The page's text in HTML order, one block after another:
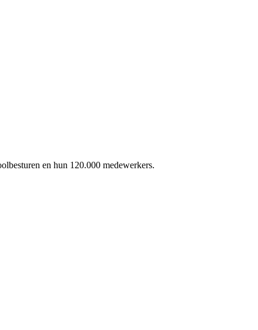
en hun 120.000 medewerkers.